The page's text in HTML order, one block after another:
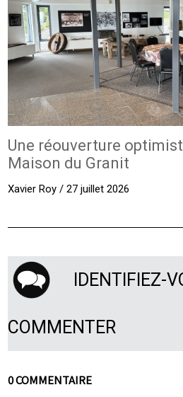
Une réouverture
Maison du Granit
Xavier Roy / 27 juillet 2026
IDENTIFIEZ-
COMMENTER
0 COMMENTAIRE